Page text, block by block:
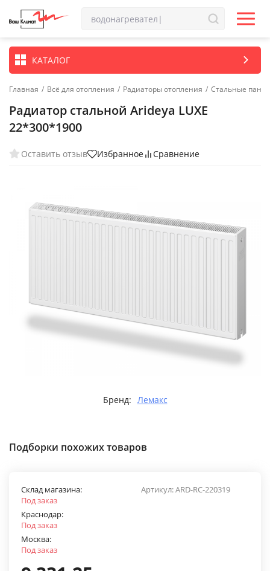
КАТАЛОГ
Главная / Всё для отопления / Радиаторы отопления / Стальные
Радиатор стальной Arideya LUXE
22*300*1900
Оставить отзыв Избранное Сравнение
Бренд: Лемакс
Подборки похожих товаров
Артикул:ARD-RС-220319
Склад магазина:
Под заказ
Краснодар:
Под заказ
Москва:
Под заказ